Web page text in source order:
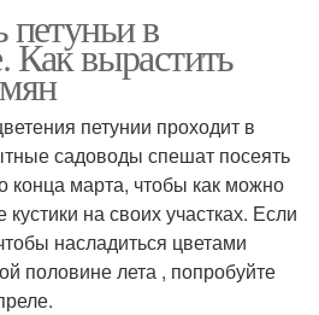
петуньи в
Как вырастить
петунии проходит в
садоводы спешат посеять
конца марта, чтобы как можно
на своих участках. Если
насладиться цветами
половине лета , попробуйте